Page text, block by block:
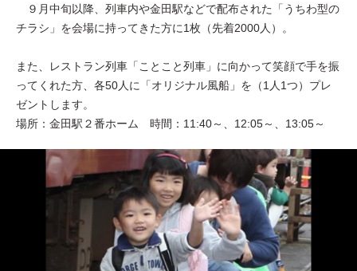
９月中旬以降、列車内や金田駅などで配布された「うちわ型の
チラシ」を会場に持ってきた方に1枚（先着2000人）。
また、レストラン列車「ことこと列車」に向かって笑顔で手を振
ってくれた方、各50人に「オリジナル風船」を（1人1つ）プレ
ゼントします。
場所：金田駅２番ホーム 時間：11:40～、12:05～、13:05～